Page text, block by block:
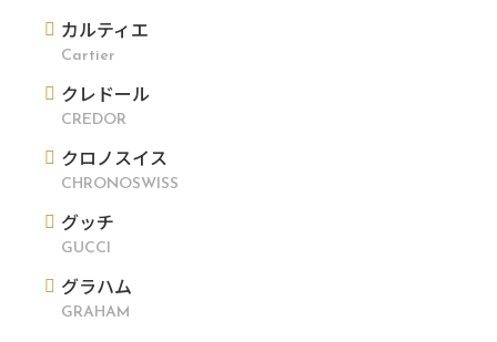
カルティエ
Cartier
クレドール
CREDOR
クロノスイス
CHRONOSWISS
グッチ
GUCCI
グラハム
GRAHAM